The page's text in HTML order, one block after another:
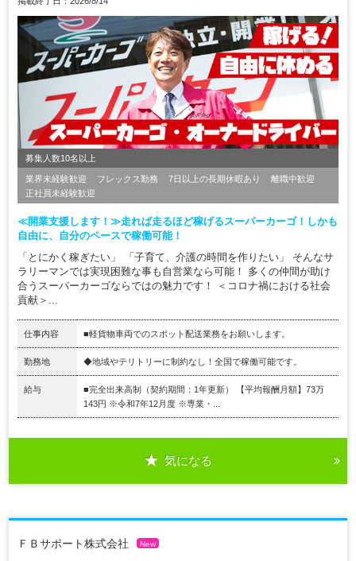
募集人数10名以上
業界未経験歓迎 フレックス勤務 7日以上の長期休暇あり
離職中歓迎
正社員未経験歓迎
≪開業支援します！≫走れば走るほど稼げるスーパーカーゴ！しかも
自由に、自分のペースで稼働可能！
「とにかく稼ぎたい」 「子育て、介護の時間を作りたい」 そんなサ
ラリーマンでは実現困難な事も自営業なら可能！ 多くの仲間が助け
合うスーパーカーゴならではの魅力です！ ＜コロナ禍における社会
貢献＞...
仕事内容 ■軽貨物車両でのスポット配送業務をお願いします。
勤務地 ◆地域やテリトリーに制約なし！全国で稼働可能です。
給与
■完全出来高制（契約期間：1年更新） 【平均報酬月額】73万
143円 ※令和7年12月度 ※専業・...
気になる
ＦＢサポート株式会社 New